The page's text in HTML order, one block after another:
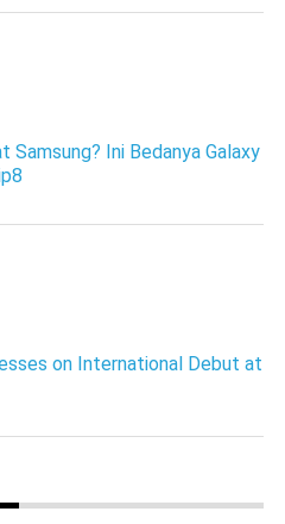
Samsung? Ini Bedanya Galaxy
on International Debut at